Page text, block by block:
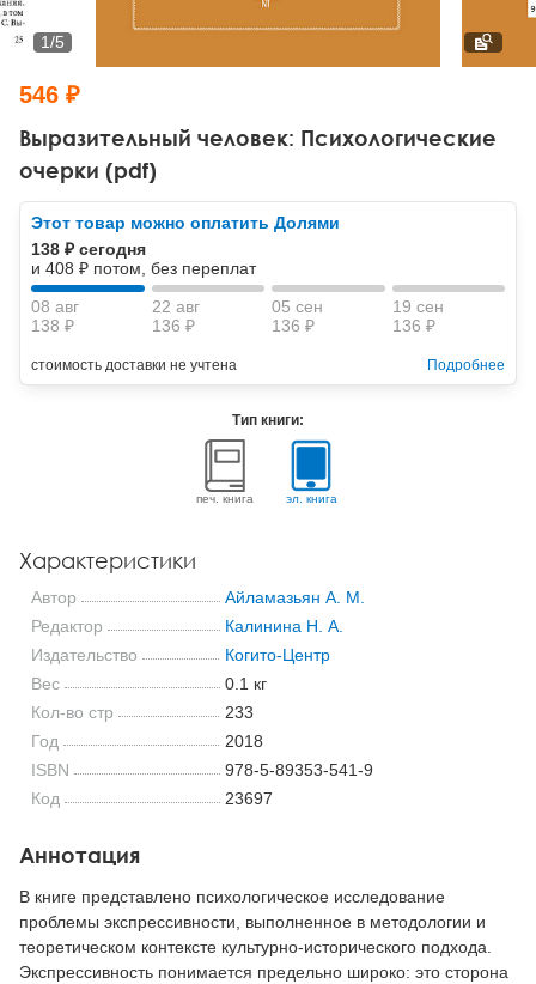
Тревожные расстройства, панические атаки
Психодрама
Другие направления психотерапии
Классический, эриксоновский гипноз и НЛП
НЛП
Психология труда и эргономика
Социальная психология
Социальная и организационная психология
Классический и юнгианский психоанализ
Выразительный человек: Психологические
очерки (pdf)
1/5
546 ₽
Этот товар можно оплатить Долями
138 ₽ сегодня
и 408 ₽ потом, без переплат
08 авг
138 ₽
22 авг
136 ₽
05 сен
136 ₽
19 сен
136 ₽
стоимость доставки не учтена Подробнее
Тип книги:
печ. книга эл. книга
Характеристики
Автор
Айламазьян А. М.
Редактор
Калинина Н. А.
Издательство
Когито-Центр
Вес
0.1 кг
Кол-во стр
233
Год
2018
ISBN
978-5-89353-541-9
Код
23697
Аннотация
В книге представлено психологическое исследование
проблемы экспрессивности, выполненное в методологии и
теоретическом контексте культурно-исторического подхода.
Экспрессивность понимается предельно широко: это сторона